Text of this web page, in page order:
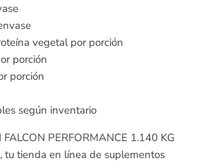
vegetal por porción
porción
porción
según inventario
PERFORMANCE 1.140 KG
tu tienda en línea de suplementos